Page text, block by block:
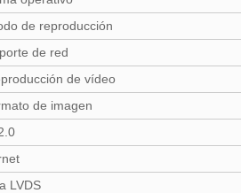
de reproducción
de red
de vídeo
de imagen
LVDS